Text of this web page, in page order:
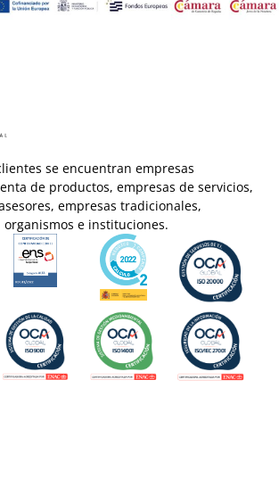
se encuentran empresas
de productos, empresas de servicios,
empresas tradicionales,
organismos e instituciones.